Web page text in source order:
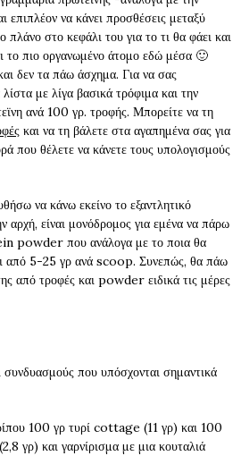
επιπλέον να κάνει προσθέσεις μεταξύ
πλάνο στο κεφάλι του για το τι θα φάει και
το πιο οργανωμένο άτομο εδώ μέσα 🙂
δεν τα πάω άσχημα. Για να σας
με λίγα βασικά τρόφιμα και την
ανά 100 γρ. τροφής. Μπορείτε να τη
και να τη βάλετε στα αγαπημένα σας για
που θέλετε να κάνετε τους υπολογισμούς
να κάνω εκείνο το εξαντλητικό
είναι μονόδρομος για εμένα να πάρω
powder που ανάλογα με το ποια θα
από 5-25 γρ ανά scoop. Συνεπώς, θα πάω
από τροφές και powder ειδικά τις μέρες
που υπόσχονται σημαντικά
100 γρ τυρί cottage (11 γρ) και 100
γρ) και γαρνίρισμα με μια κουταλιά